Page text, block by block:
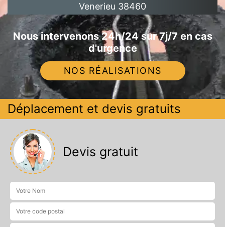
Venerieu 38460
Nous intervenons 24h/24 sur 7j/7 en cas
d'urgence
NOS RÉALISATIONS
Déplacement et devis gratuits
Devis gratuit